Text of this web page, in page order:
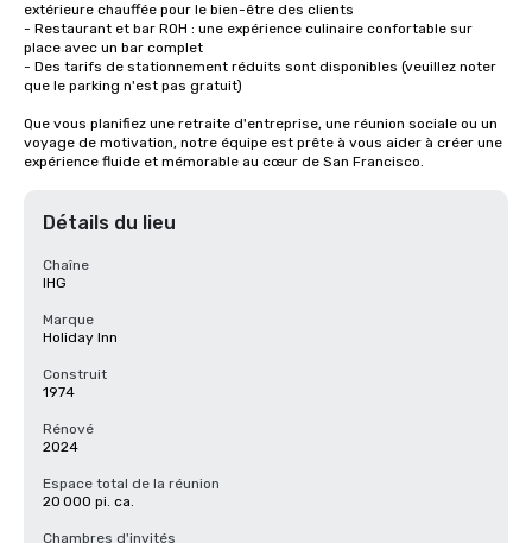
extérieure chauffée pour le bien-être des clients
- Restaurant et bar ROH : une expérience culinaire confortable sur
place avec un bar complet
- Des tarifs de stationnement réduits sont disponibles (veuillez noter
que le parking n'est pas gratuit)
Que vous planifiez une retraite d'entreprise, une réunion sociale ou un
voyage de motivation, notre équipe est prête à vous aider à créer une
expérience fluide et mémorable au cœur de San Francisco.
Détails du lieu
Chaîne
IHG
Marque
Holiday Inn
Construit
1974
Rénové
2024
Espace total de la réunion
20 000 pi. ca.
Chambres d'invités